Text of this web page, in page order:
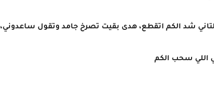
شد الكم اتقطع، هدى بقيت تصرخ جامد وتقول ساعدوني،
اللي سحب الكم